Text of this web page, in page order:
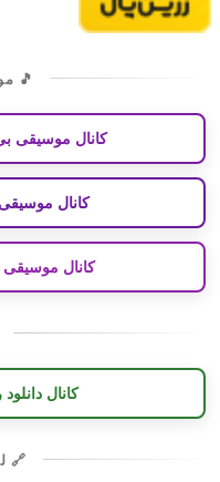
🎵
کانال موسیقی
کانال موسیقی
کانال موسیقی
کانال
🔗